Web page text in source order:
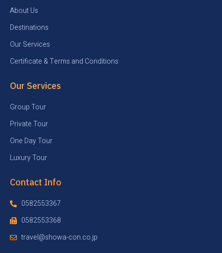
About Us
Destinations
Our Services
Certificate & Terms and Conditions
Our Services
Group Tour
Private Tour
One Day Tour
Luxury Tour
Contact Info
0582553367
0582553368
travel@showa-con.co.jp